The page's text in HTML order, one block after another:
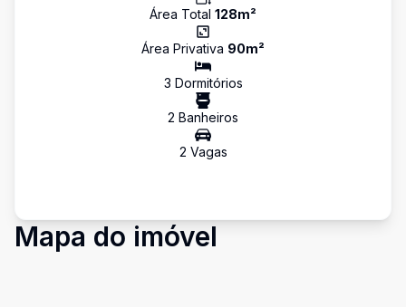
Área Total 128m²
Área Privativa 90m²
3 Dormitórios
2 Banheiros
2 Vagas
Mapa do imóvel